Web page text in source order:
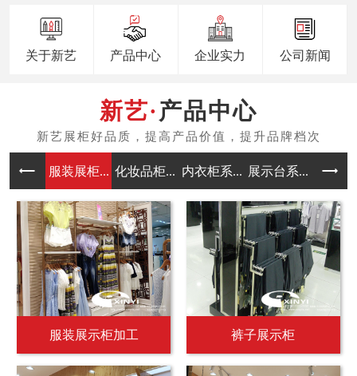
关于新艺 产品中心 企业实力 公司新闻
产品中心
服装展柜... 化妆品柜... 内衣柜系... 展示台系... 中岛
服装展示柜加工 裤子展示柜